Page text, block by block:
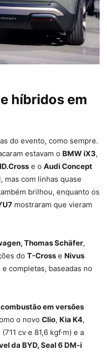
híbridos em
do evento, como sempre.
estavam o BMW iX3,
e o Audi Concept
mas com linhas quase
brilhou, enquanto os
mostraram que vieram
Thomas Schäfer,
do T-Cross e Nivus
completas, baseadas no
em versões
o novo Clio, Kia K4,
(711 cv e 81,6 kgf·m) e a
da BYD, Seal 6 DM-i